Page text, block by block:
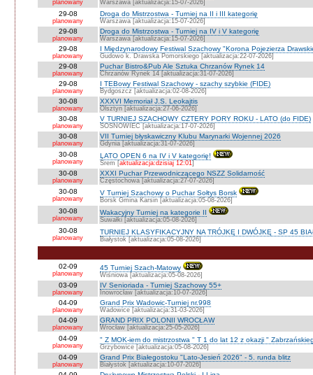
planowany Warszawa [aktualizacja:15-07-2026]
29-08
planowany
Droga do Mistrzostwa - Turniej na II i III kategorię
Warszawa [aktualizacja:15-07-2026]
29-08
planowany
Droga do Mistrzostwa - Turniej na IV i V kategorię
Warszawa [aktualizacja:15-07-2026]
29-08
planowany
I Międzynarodowy Festiwal Szachowy "Korona Pojezierza
Gudowo k. Drawska Pomorskiego [aktualizacja:22-07-2026]
29-08
planowany
Puchar Bistro&Pub Ale Sztuka Chrzanów Rynek 14
Chrzanów Rynek 14 [aktualizacja:31-07-2026]
29-08
planowany
I TEBowy Festiwal Szachowy - szachy szybkie (FIDE)
Bydgoszcz [aktualizacja:02-08-2026]
30-08
planowany
XXXVI Memoriał J.S. Leokajtis
Olsztyn [aktualizacja:27-06-2026]
30-08
planowany
V TURNIEJ SZACHOWY CZTERY PORY ROKU - LATO (do FIDE)
SOSNOWIEC [aktualizacja:17-07-2026]
30-08
planowany
VII Turniej błyskawiczny Klubu Marynarki Wojennej 2026
Gdynia [aktualizacja:31-07-2026]
30-08
planowany
LATO OPEN 6 na IV i V kategorię!
Śrem [aktualizacja:dzisiaj 12:01]
30-08
planowany
XXXI Puchar Przewodniczącego NSZZ Solidarność
Częstochowa [aktualizacja:27-07-2026]
30-08
planowany
V Turniej Szachowy o Puchar Sołtys Borsk
Borsk Gmina Karsin [aktualizacja:05-08-2026]
30-08
planowany
Wakacyjny Turniej na kategorie II
Suwałki [aktualizacja:05-08-2026]
30-08
planowany
TURNIEJ KLASYFIKACYJNY NA TRÓJKĘ I DWÓJKĘ - SP 45
Białystok [aktualizacja:05-08-2026]
02-09
planowany
45 Turniej Szach-Matowy
Wiśniowa [aktualizacja:05-08-2026]
03-09
planowany
IV Senioriada - Turniej Szachowy 55+
Inowrocław [aktualizacja:10-07-2026]
04-09
planowany
Grand Prix Wadowic-Turniej nr.998
Wadowice [aktualizacja:31-03-2026]
04-09
planowany
GRAND PRIX POLONII WROCŁAW
Wrocław [aktualizacja:25-05-2026]
04-09
planowany
" Z MOK-iem do mistrzostwa " T 1 do lat 12 z okazji "
Grzybowice [aktualizacja:05-08-2026]
04-09
planowany
Grand Prix Białegostoku "Lato-Jesień 2026" - 5. runda blitz
Białystok [aktualizacja:10-07-2026]